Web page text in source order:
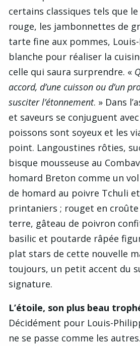
certains classiques tels que
rouge, les jambonnettes de
tarte fine aux pommes,
blanche pour réaliser la
celle qui saura surprendre. «
accord, d’une cuisson ou d’un
susciter l’étonnement. » Dans
et saveurs se conjuguent
poissons sont soyeux et les
point. Langoustines rôties,
bisque mousseuse au
homard Breton comme un
de homard au poivre Tchuli
printaniers ; rouget en
terre, gâteau de poivron
basilic et poutarde râpée
plat stars de cette nouvelle
toujours, un petit accent du
signature.
L’étoile, son plus beau
Décidément pour Louis-
ne se passe comme les